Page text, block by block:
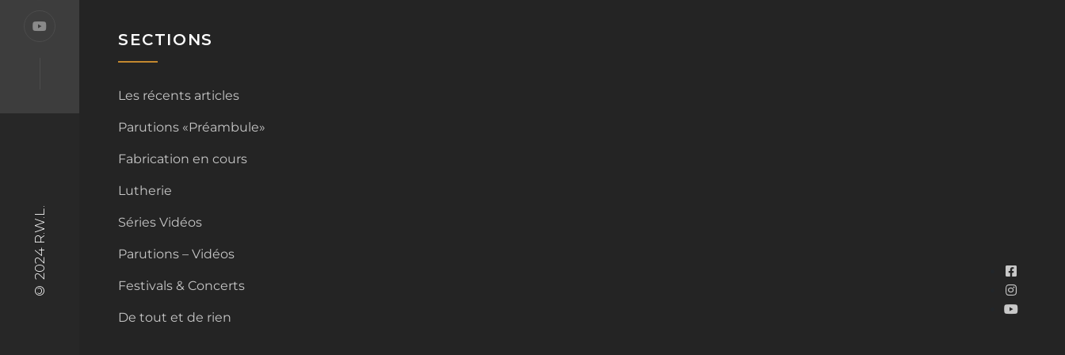
© 2024 R.W.L.
SECTIONS
Les récents articles
Parutions «Préambule»
Fabrication en cours
Lutherie
Séries Vidéos
Parutions – Vidéos
Festivals & Concerts
De tout et de rien